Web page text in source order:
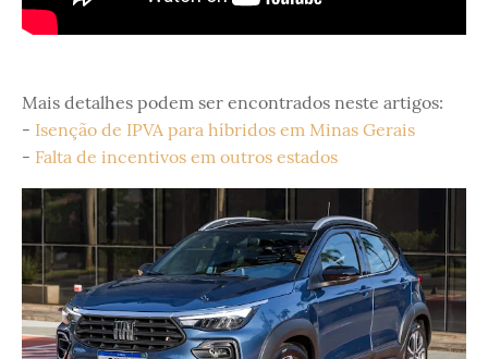
Mais detalhes podem ser encontrados neste artigos:
- Isenção de IPVA para híbridos em Minas Gerais
- Falta de incentivos em outros estados